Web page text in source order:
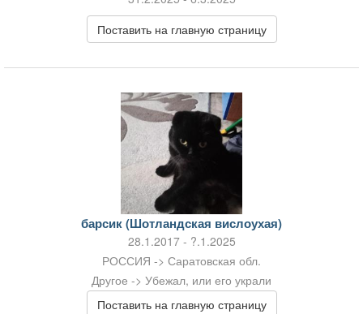
Поставить на главную страницу
барсик (Шотландская вислоухая)
28.1.2017 - ?.1.2025
РОССИЯ -> Саратовская обл.
Другое -> Убежал, или его украли
Поставить на главную страницу